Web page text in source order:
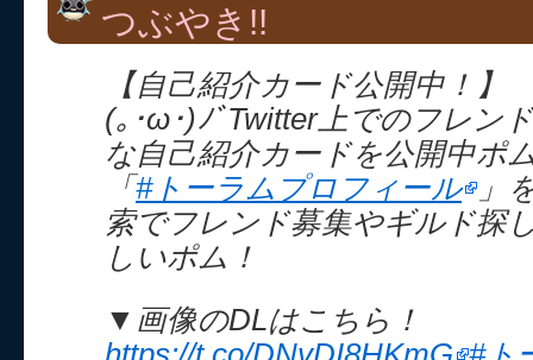
つぶやき!!
【自己紹介カード公開中！】
(｡･ω･)ﾉﾞTwitter上でのフレン
な自己紹介カードを公開中ポ
「#トーラムプロフィール
」
索でフレンド募集やギルド探
しいポム！
▼画像のDLはこちら！